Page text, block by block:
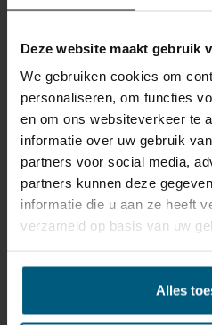
Deze website maakt gebruik
We gebruiken cookies om
personaliseren, om functies
en om ons websiteverkeer te
informatie over uw gebruik
partners voor social media,
partners kunnen deze
informatie die u aan ze heeft
verzameld op basis van uw
Alles
dagen na ontvangst zonder
ervoor dat deze bij het
Mocht het product
meer beschadigd dan nodig,
waardevermindering van het
doorberekenen.